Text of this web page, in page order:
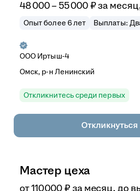
48 000–55 000 ₽ за
Опыт более 6 лет Выплаты:
ООО Иртыш-4
Омск, р-н Ленинский
Откликнитесь среди первых
Откликнуться
Мастер цеха
от110 000 ₽ за месяц, до